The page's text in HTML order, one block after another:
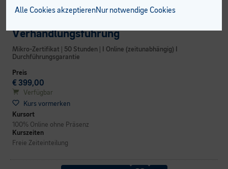
Spanisch
Weitere Sprachen
Studiengänge
Öffentliche Auftraggeber
Pflichtschulabschluss
Unsere Campusbereiche
Pflegeassistenz & Pflegefachassistenz
Verhandlungsführung
Mikro-Zertifikat | 50 Stunden | I Online (zeitunabhängig) I
Durchführungsgarantie
Preis
€ 399,00
Verfügbar
Kurs vormerken
Kursort
100% Online ohne Präsenz
Kurszeiten
Freie Zeiteinteilung
Alle Cookies akzeptierenNur notwendige Cookies